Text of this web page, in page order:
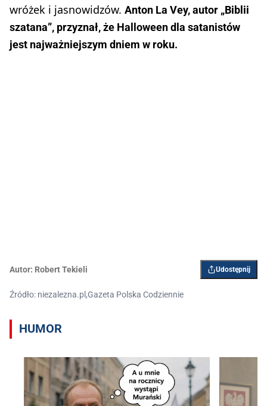
wróżek i jasnowidzów. Anton La Vey, autor „Biblii
szatana”, przyznał, że Halloween dla satanistów
jest najważniejszym dniem w roku.
Autor: Robert Tekieli Udostępnij
Źródło: niezalezna.pl,Gazeta Polska Codziennie
HUMOR